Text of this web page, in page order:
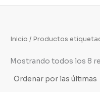
Inicio / Productos
Mostrando todos los 8